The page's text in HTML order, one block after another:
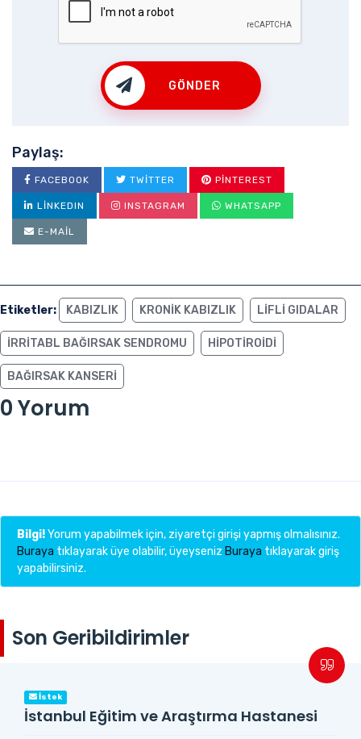
GÖNDER
Paylaş:
FACEBOOK TWITTER PINTEREST
LINKEDIN INSTAGRAM WHATSAPP
E-MAIL
Etiketler: KABIZLIK KRONIK KABIZLIK LIFLI GIDALAR
İRRITABL BAĞIRSAK SENDROMU HIPOTIROIDI
BAĞIRSAK KANSERI
0 Yorum
Bilgi!Yorum yapabilmek için, ziyaretçi girişi yapmış olmalısınız.
Buraya tıklayarak üye olabilir, üyeyseniz Buraya tıklayarak giriş
yapabilirsiniz.
Son Geribildirimler
İstek
İstanbul Eğitim ve Araştırma Hastanesi